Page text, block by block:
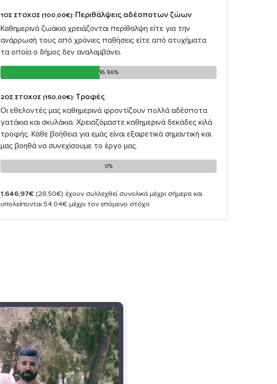
1ΟΣ ΣΤΟΧΟΣ (100,00€): Περιθάλψεις αδέσποτων ζώων
Καθημερινά ζωάκια χρειάζονται περίθαλψη είτε για την
ανάρρωσή τους από χρόνιες παθήσεις είτε από ατυχήματα
τα οποία ο δήμος δεν αναλαμβάνει.
45.96%
45.96%
2ΟΣ ΣΤΟΧΟΣ (150,00€): Τροφές
Οι εθελοντές μας καθημερινά φροντίζουν πολλά αδέσποτα
γατάκια και σκυλάκια. Χρειαζόμαστε καθημερινά δεκάδες κιλά
τροφής. Κάθε βοήθεια για εμάς είναι εξαιρετικά σημαντική και
μας βοηθά να συνεχίσουμε το έργο μας.
0%
0%
1.646,97€ (28,50€) έχουν συλλεχθεί συνολικά μέχρι σήμερα και
υπολείπονται 54,04€ μέχρι τον επόμενο στόχο